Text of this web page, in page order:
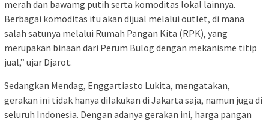
merah dan bawamg putih serta komoditas lokal lainnya.
Berbagai komoditas itu akan dijual melalui outlet, di mana
salah satunya melalui Rumah Pangan Kita (RPK), yang
merupakan binaan dari Perum Bulog dengan mekanisme titip
jual,” ujar Djarot.
Sedangkan Mendag, Enggartiasto Lukita, mengatakan,
gerakan ini tidak hanya dilakukan di Jakarta saja, namun juga di
seluruh Indonesia. Dengan adanya gerakan ini, harga pangan